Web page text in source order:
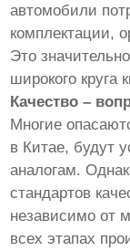
автомобили
комплектации,
Это
широкого круга
Качество –
Многие
в Китае, будут
аналогам.
стандартов
независимо от
всех этапах